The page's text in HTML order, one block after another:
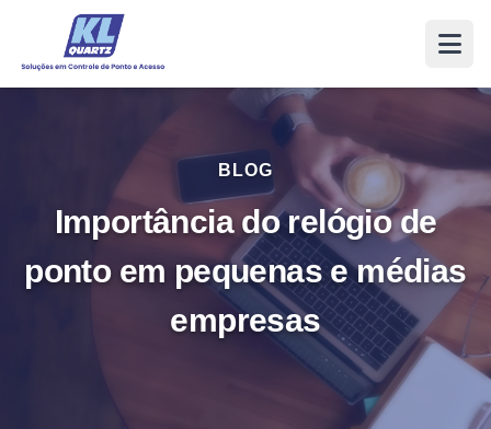
BLOG
Importância do relógio de
ponto em pequenas e médias
empresas